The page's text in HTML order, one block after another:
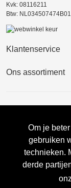
Om je
gebruiken
technieken.
derde
Kvk: 08116211
Btw: NL034507474B01
Klantenservice
Ons assortiment